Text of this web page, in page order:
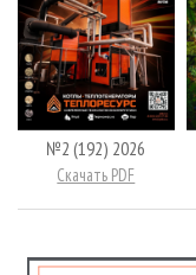
№2 (192) 2026
Скачать PDF